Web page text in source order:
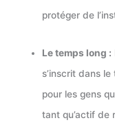
protéger de
Le temps long :
s’inscrit dans le
pour les gens
tant qu’actif de